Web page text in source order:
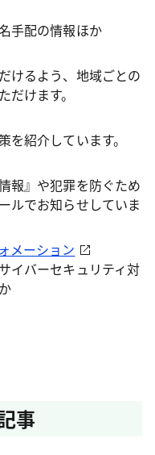
手配の情報ほか
けるよう、地域ごとの
けます。
紹介しています。
報』や犯罪を防ぐため
ルでお知らせしていま
メーション
イバーセキュリティ対
事​